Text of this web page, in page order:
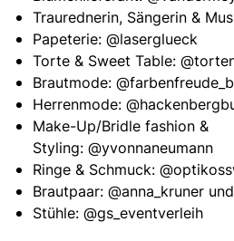
Traurednerin, Sängerin &
Papeterie: @laserglueck
Torte & Sweet Table:
Brautmode:
Herrenmode:
Make-Up/Bridle fashion &
Styling: @yvonnaneumann
Ringe & Schmuck:
Brautpaar: @anna_kruner und
Stühle: @gs_eventverleih